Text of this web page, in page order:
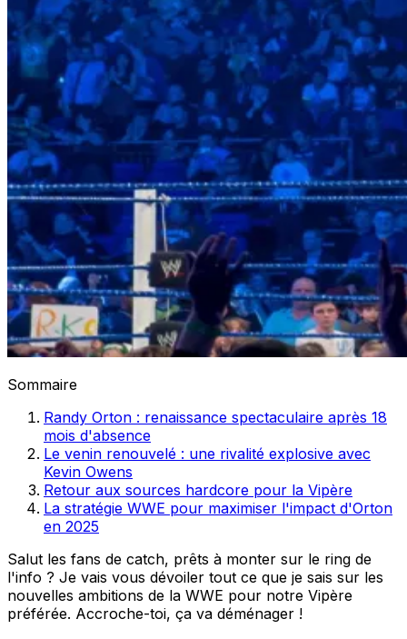
Sommaire
Randy Orton : renaissance spectaculaire après 18
mois d'absence
Le venin renouvelé : une rivalité explosive avec
Kevin Owens
Retour aux sources hardcore pour la Vipère
La stratégie WWE pour maximiser l'impact d'Orton
en 2025
Salut les fans de catch, prêts à monter sur le ring de
l'info ? Je vais vous dévoiler tout ce que je sais sur les
nouvelles ambitions de la WWE pour notre Vipère
préférée. Accroche-toi, ça va déménager !